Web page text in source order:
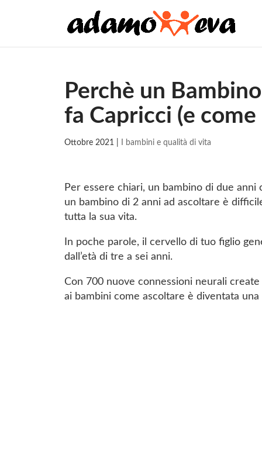
Perchè un
fa Capricci (e
Ottobre 2021 I bambini e qualità di vita
Per essere chiari, un bambino di due
un bambino di 2 anni ad ascoltare è
tutta la sua vita.
In poche parole, il cervello di tuo figlio
dall’età di tre a sei anni.
Con 700 nuove connessioni neurali
ai bambini come ascoltare è diventata